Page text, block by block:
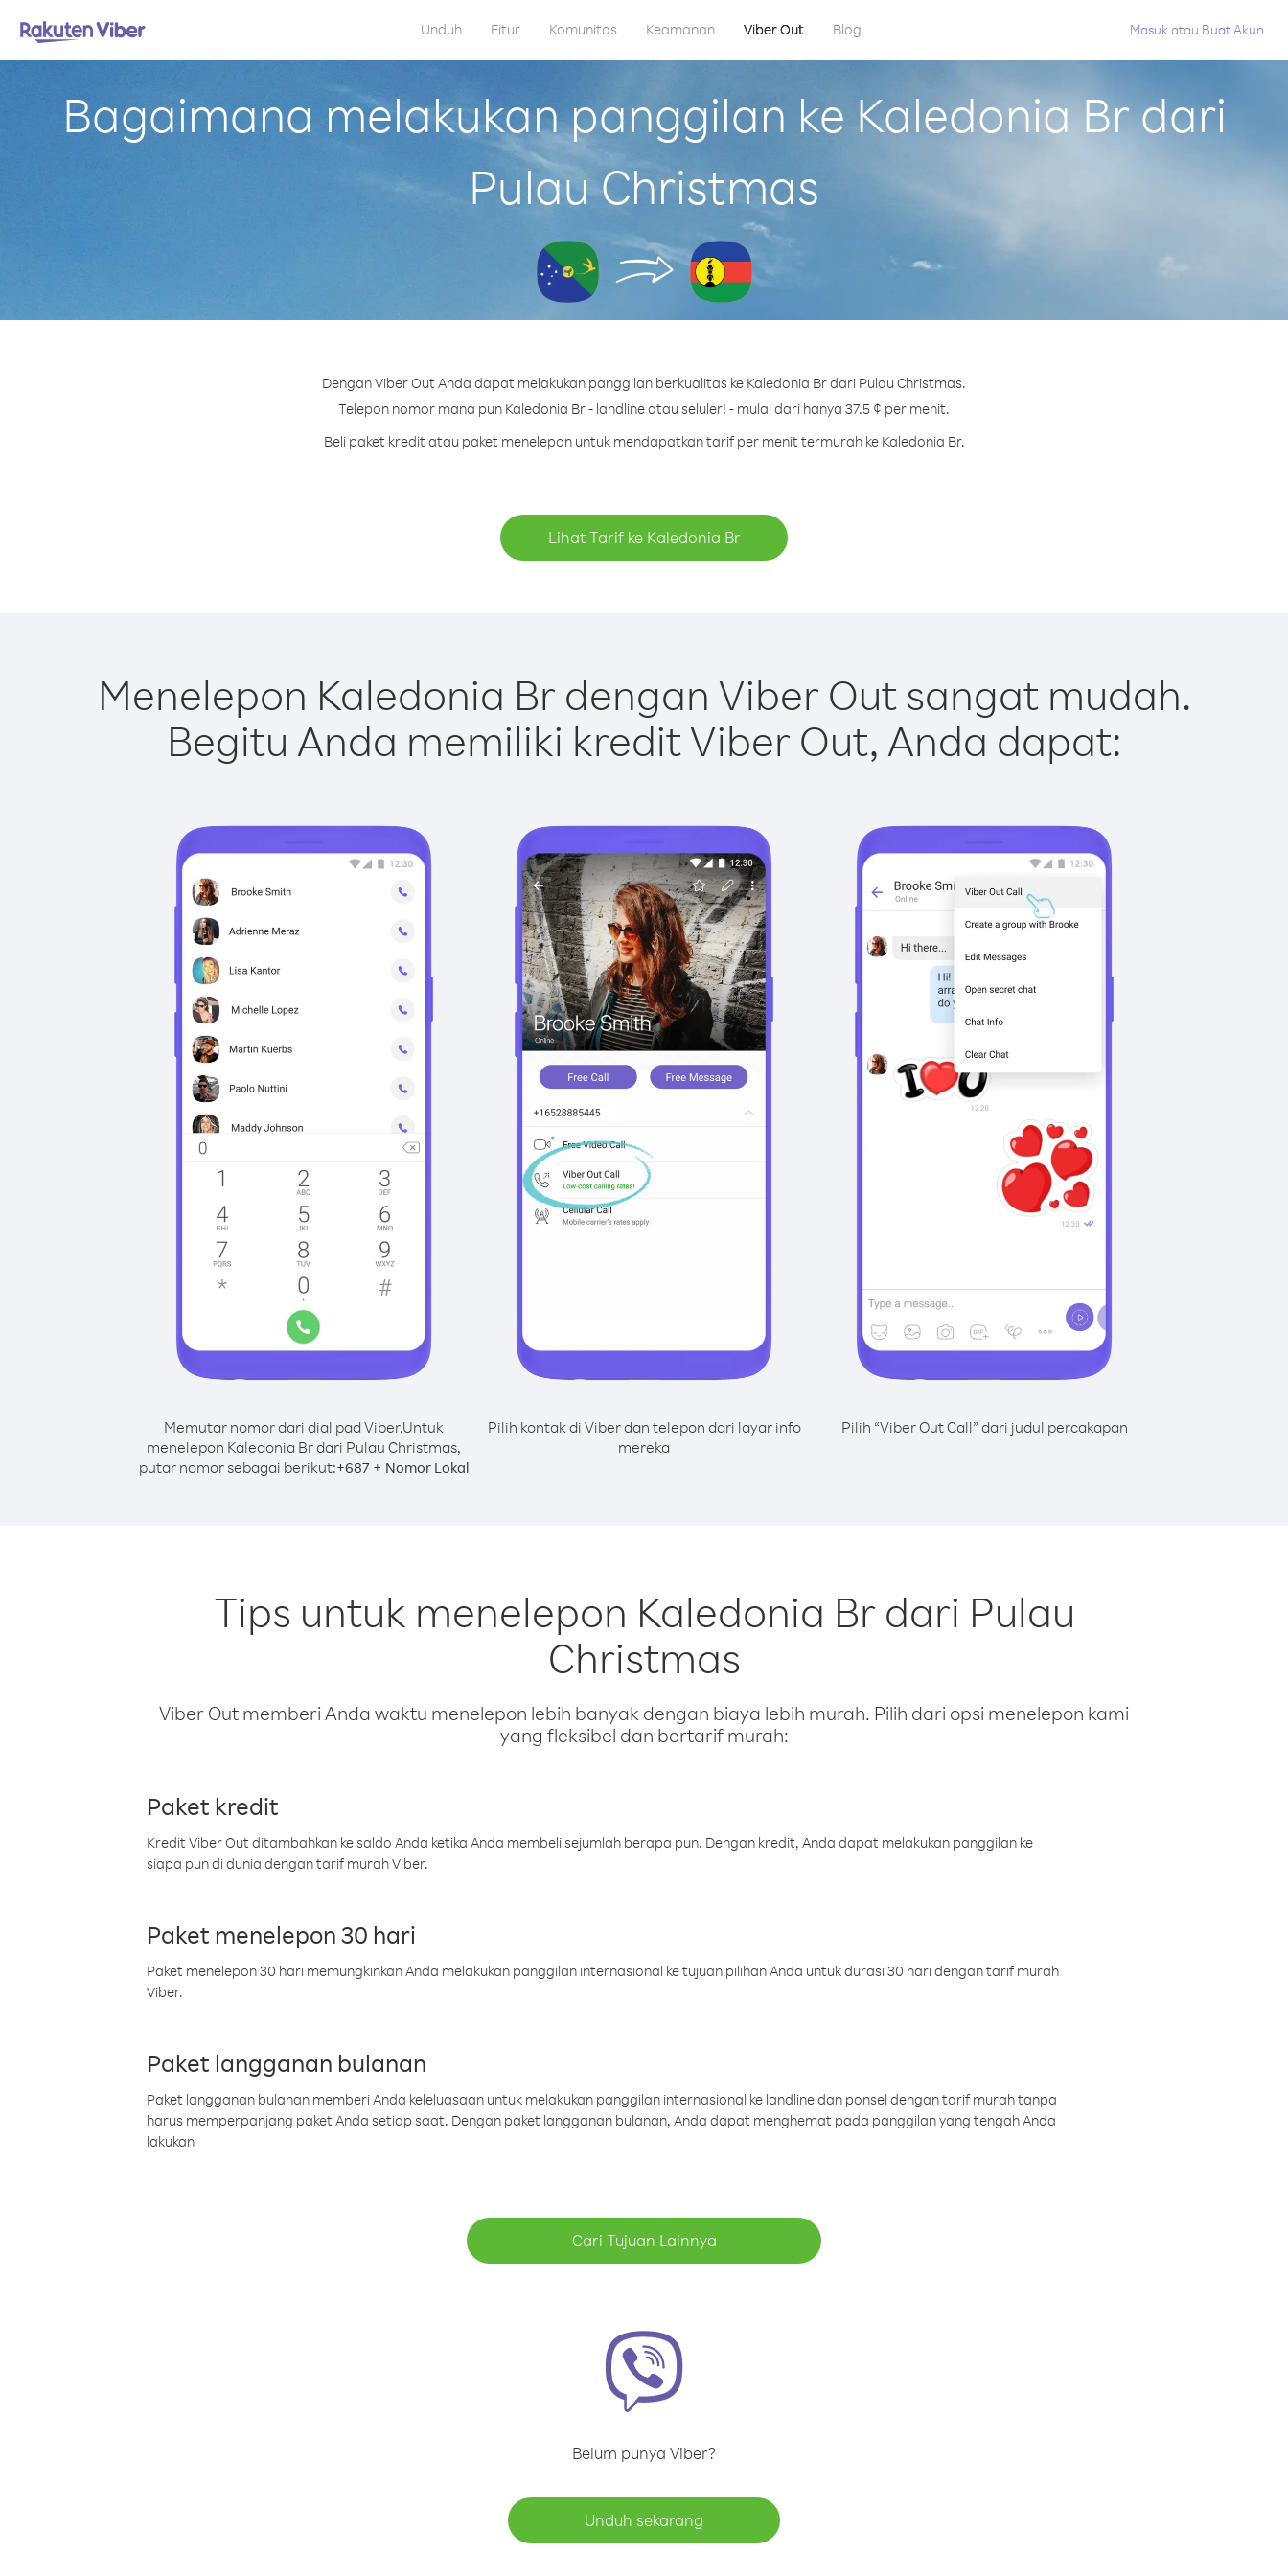
Unduh Fitur Komunitas Keamanan Viber Out Blog Masuk atau Buat Akun
Bagaimana melakukan panggilan ke Kaledonia Br dari
Pulau Christmas
Dengan Viber Out Anda dapat melakukan panggilan berkualitas ke Kaledonia Br dari Pulau Christmas.
Telepon nomor mana pun Kaledonia Br - landline atau seluler! - mulai dari hanya 37.5 ¢ per menit.
Beli paket kredit atau paket menelepon untuk mendapatkan tarif per menit termurah ke Kaledonia Br.
Lihat Tarif ke Kaledonia Br
Menelepon Kaledonia Br dengan Viber Out sangat mudah.
Begitu Anda memiliki kredit Viber Out, Anda dapat:
Memutar nomor dari dial pad Viber.Untuk
menelepon Kaledonia Br dari Pulau Christmas,
putar nomor sebagai berikut:+687+ Nomor Lokal
Pilih kontak di Viber dan telepon dari layar info
mereka
Pilih “Viber Out Call” dari judul percakapan
Tips untuk menelepon Kaledonia Br dari Pulau
Christmas
Viber Out memberi Anda waktu menelepon lebih banyak dengan biaya lebih murah. Pilih dari opsi menelepon kami
yang fleksibel dan bertarif murah:
Paket kredit
Kredit Viber Out ditambahkan ke saldo Anda ketika Anda membeli sejumlah berapa pun. Dengan kredit, Anda dapat melakukan panggilan ke
siapa pun di dunia dengan tarif murah Viber.
Paket menelepon 30 hari
Paket menelepon 30 hari memungkinkan Anda melakukan panggilan internasional ke tujuan pilihan Anda untuk durasi 30 hari dengan tarif murah
Viber.
Paket langganan bulanan
Paket langganan bulanan memberi Anda keleluasaan untuk melakukan panggilan internasional ke landline dan ponsel dengan tarif murah tanpa
harus memperpanjang paket Anda setiap saat. Dengan paket langganan bulanan, Anda dapat menghemat pada panggilan yang tengah Anda
lakukan
Cari Tujuan Lainnya
Belum punya Viber?
Unduh sekarang